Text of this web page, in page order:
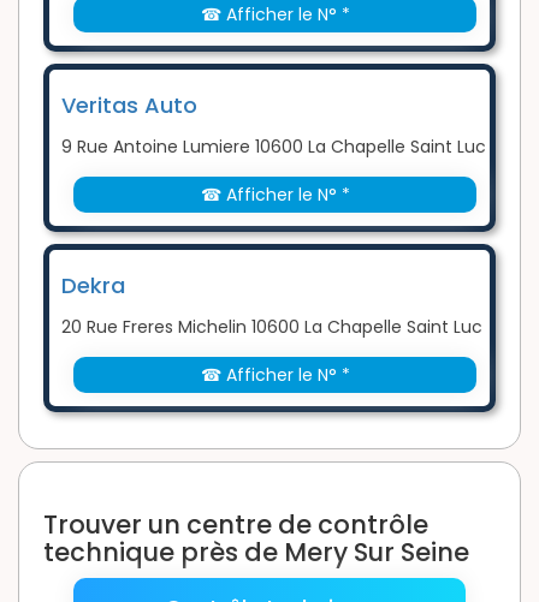
☎ Afficher le N° *
Veritas Auto
9 Rue Antoine Lumiere 10600 La Chapelle Saint Luc
☎ Afficher le N° *
Dekra
20 Rue Freres Michelin 10600 La Chapelle Saint Luc
☎ Afficher le N° *
Trouver un centre de contrôle
technique près de Mery Sur Seine